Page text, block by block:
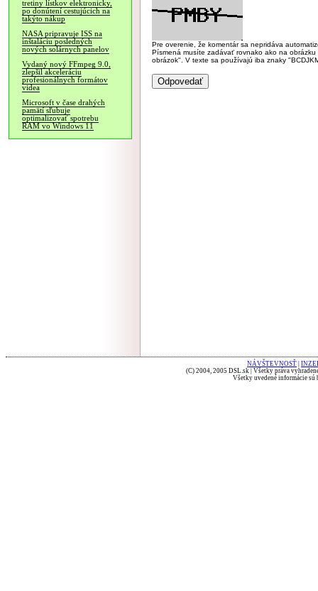
tretiny lístkov elektronicky,
po donútení cestujúcich na
takýto nákup
NASA pripravuje ISS na
inštaláciu posledných
nových solárnych panelov
Vydaný nový FFmpeg 9.0,
zlepšil akceleráciu
profesionálnych formátov
videa
Microsoft v čase drahých
pamätí sľubuje
optimalizovať spotrebu
RAM vo Windows 11
Pre overenie, že komentár sa nepridáva
Písmená musíte zadávať rovnako ako na
obrázok". V texte sa používajú iba znaky
NÁVŠTEVNOSŤ
(C) 2004, 2005 DSL.sk | Všetky práva
Všetky uvedené informácie sú